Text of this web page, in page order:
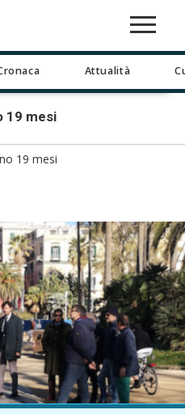
Attualità
19 mesi
19 mesi